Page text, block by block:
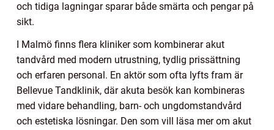
och tidiga lagningar sparar både smärta och pengar på
sikt.
I Malmö finns flera kliniker som kombinerar akut
tandvård med modern utrustning, tydlig prissättning
och erfaren personal. En aktör som ofta lyfts fram är
Bellevue Tandklinik, där akuta besök kan kombineras
med vidare behandling, barn- och ungdomstandvård
och estetiska lösningar. Den som vill läsa mer om akut